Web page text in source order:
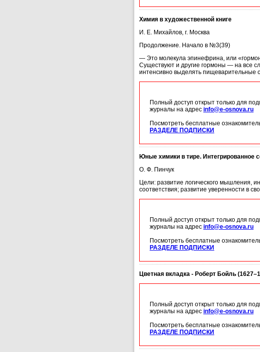
Химия в художественной книге
И. Е. Михайлов, г. Москва
Продолжение. Начало в №3(39)
— Это молекула эпинефрина, или
Существуют и другие гормоны — на все
интенсивно выделять пищеварительные
Полный доступ открыт только для
журналы на адрес info@e-osnova.ru
Посмотреть бесплатные
РАЗДЕЛЕ ПОДПИСКИ
Юные химики в тире. Интегрированное
О. Ф. Пинчук
Цели: развитие логического мышления,
соответствия; развитие уверенности в
Полный доступ открыт только для
журналы на адрес info@e-osnova.ru
Посмотреть бесплатные
РАЗДЕЛЕ ПОДПИСКИ
Цветная вкладка - Роберт Бойль
Полный доступ открыт только для
журналы на адрес info@e-osnova.ru
Посмотреть бесплатные
РАЗДЕЛЕ ПОДПИСКИ